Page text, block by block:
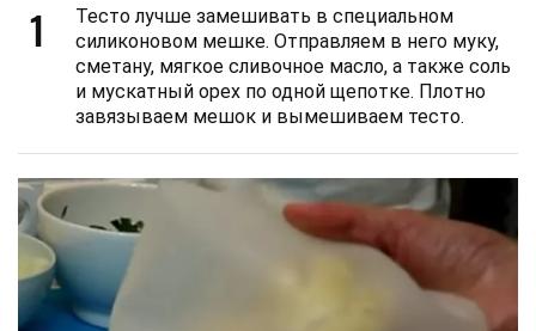
1
Тесто лучше замешивать в специальном
силиконовом мешке. Отправляем в него муку,
сметану, мягкое сливочное масло, а также соль
и мускатный орех по одной щепотке. Плотно
завязываем мешок и вымешиваем тесто.